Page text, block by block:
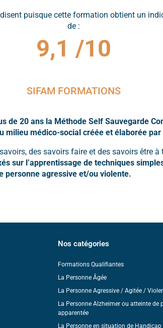
puisque cette formation obtient un
de :
9,1 /10
SIFAM FORMATIONS
de 20 ans la Méthode Self Sauvegarde
milieu médico-social créée et élaborée par
des savoirs faire et des savoirs être à
sur l’apprentissage de techniques
personne agressive et/ou violente.
Nos catégories
Formations Qualifiantes
La Personne Âgée
La Personne Agressive / Agitée /
La Personne Alzheimer ou atteinte de
apparentée
La Personne en situation de Handicap